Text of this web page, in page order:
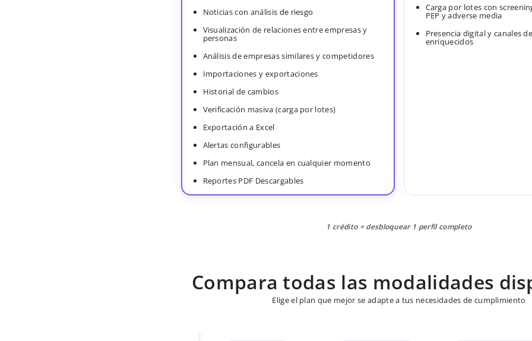
Noticias con análisis de riesgo
Visualización de relaciones entre empresas y
personas
Análisis de empresas similares y competidores
Importaciones y exportaciones
Historial de cambios
Verificación masiva (carga por lotes)
Exportación a Excel
Alertas configurables
Plan mensual, cancela en cualquier momento
Reportes PDF Descargables
Carga por lotes con
PEP y adverse media
Presencia digital y canales
enriquecidos
1 crédito = desbloquear 1 perfil completo
Compara todas las modalidades
Elige el plan que mejor se adapte a tus necesidades de cumplimiento